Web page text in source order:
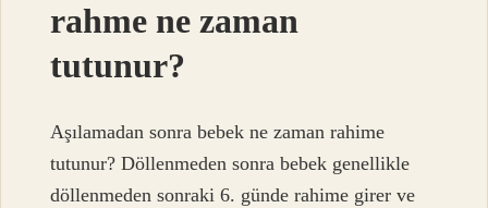
rahme ne zaman
tutunur?
Aşılamadan sonra bebek ne zaman rahime
tutunur? Döllenmeden sonra bebek genellikle
döllenmeden sonraki 6. günde rahime girer ve